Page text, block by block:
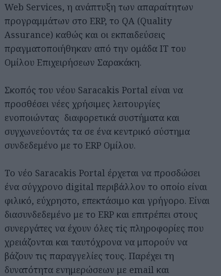
Web Services, η ανάπτυξη των απαραίτητων
προγραμμάτων στο ERP, το QA (Quality
Assurance) καθώς και οι εκπαιδεύσεις
πραγματοποιήθηκαν από την ομάδα IT του
Ομίλου Επιχειρήσεων Σαρακάκη.
Σκοπός του νέου Saracakis Portal είναι να
προσθέσει νέες χρήσιμες λειτουργίες
ενοποιώντας διαφορετικά συστήματα και
συγχωνεύοντάς τα σε ένα κεντρικό σύστημα
συνδεδεμένο με το ERP Ομίλου.
Το νέο Saracakis Portal έρχεται να προσδώσει
ένα σύγχρονο digital περιβάλλον το οποίο είναι
φιλικό, εύχρηστο, επεκτάσιμο και γρήγορο. Είναι
διασυνδεδεμένο με το ERP και επιτρέπει στους
συνεργάτες να έχουν όλες τiς πληροφορίες που
χρειάζονται και ταυτόχρονα να μπορούν να
βάζουν τις παραγγελίες τους. Παρέχει τη
δυνατότητα ενημερώσεων με email και